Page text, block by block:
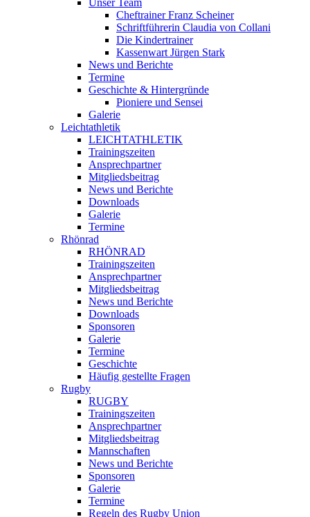
Unser Team
Cheftrainer Franz Scheiner
Schriftführerin Claudia von Collani
Die Kindertrainer
Kassenwart Jürgen Stark
News und Berichte
Termine
Geschichte & Hintergründe
Pioniere und Sensei
Galerie
Leichtathletik
LEICHTATHLETIK
Trainingszeiten
Ansprechpartner
Mitgliedsbeitrag
News und Berichte
Downloads
Galerie
Termine
Rhönrad
RHÖNRAD
Trainingszeiten
Ansprechpartner
Mitgliedsbeitrag
News und Berichte
Downloads
Sponsoren
Galerie
Termine
Geschichte
Häufig gestellte Fragen
Rugby
RUGBY
Trainingszeiten
Ansprechpartner
Mitgliedsbeitrag
Mannschaften
News und Berichte
Sponsoren
Galerie
Termine
Regeln des Rugby Union